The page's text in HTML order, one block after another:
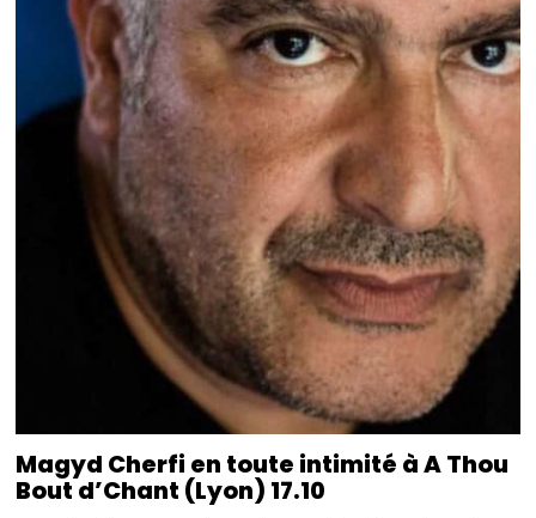
Magyd Cherfi en toute intimité à A Thou
Bout d’Chant (Lyon) 17.10